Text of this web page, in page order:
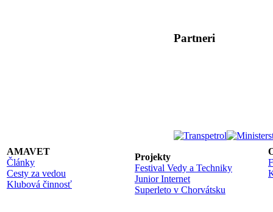
Partneri
AMAVET
Články
Cesty za vedou
Klubová činnosť
Projekty
Festival Vedy a Techniky
Junior Internet
Superleto v Chorvátsku